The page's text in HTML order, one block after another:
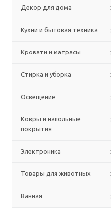
Декор для дома
Кухни и бытовая техника
Кровати и матрасы
Стирка и уборка
Освещение
Ковры и напольные
покрытия
Электроника
Товары для животных
Ванная